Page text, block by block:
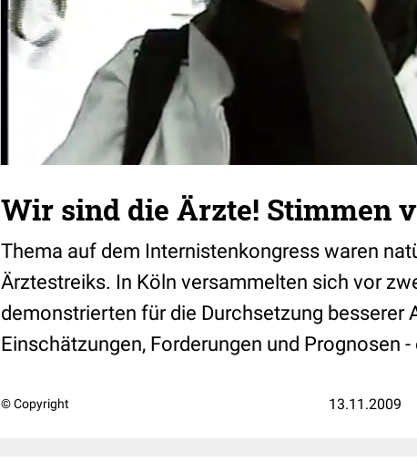
Wir sind die Ärzte! Stimmen
Thema auf dem Internistenkongress waren
Ärztestreiks. In Köln versammelten sich vor
demonstrierten für die Durchsetzung besserer
Einschätzungen, Forderungen und Prognosen
© Copyright 13.11.2009